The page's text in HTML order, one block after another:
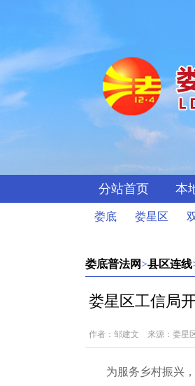
分站首页 本
娄底 娄星区
娄底普法网>县区连线
娄星区工信局
作者：邹建文 来源：娄星
为服务乡村振兴，